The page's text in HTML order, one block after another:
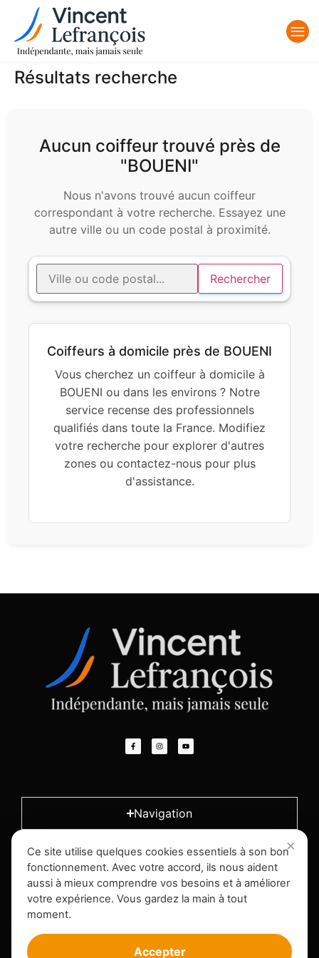
Résultats recherche
Aucun coiffeur trouvé près de
"BOUENI"
Nous n'avons trouvé aucun coiffeur
correspondant à votre recherche. Essayez une
autre ville ou un code postal à proximité.
Rechercher
Coiffeurs à domicile près de BOUENI
Vous cherchez un coiffeur à domicile à
BOUENI ou dans les environs ? Notre
service recense des professionnels
qualifiés dans toute la France. Modifiez
votre recherche pour explorer d'autres
zones ou contactez-nous pour plus
d'assistance.
Navigation
L'entreprise
Infos légales
Ce site utilise quelques cookies essentiels à son bon
fonctionnement. Avec votre accord, ils nous aident
aussi à mieux comprendre vos besoins et à améliorer
votre expérience. Vous gardez la main à tout
moment.
Accepter